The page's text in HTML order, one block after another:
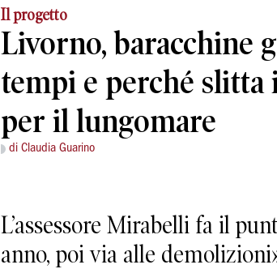
Il progetto
Livorno, baracchine
tempi e perché slitta
per il lungomare
di Claudia Guarino
L’assessore Mirabelli fa il
anno, poi via alle